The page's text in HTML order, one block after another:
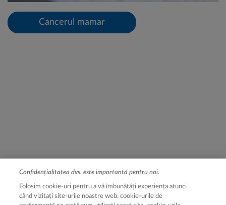
Cancerul mamar
Confidențialitatea dvs. este importantă pentru noi.
Folosim cookie-uri pentru a vă îmbunătăți experiența atunci
când vizitați site-urile noastre web: cookie-urile de